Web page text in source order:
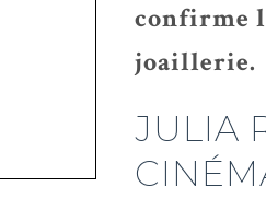
confirme
joaillerie.
JULIA